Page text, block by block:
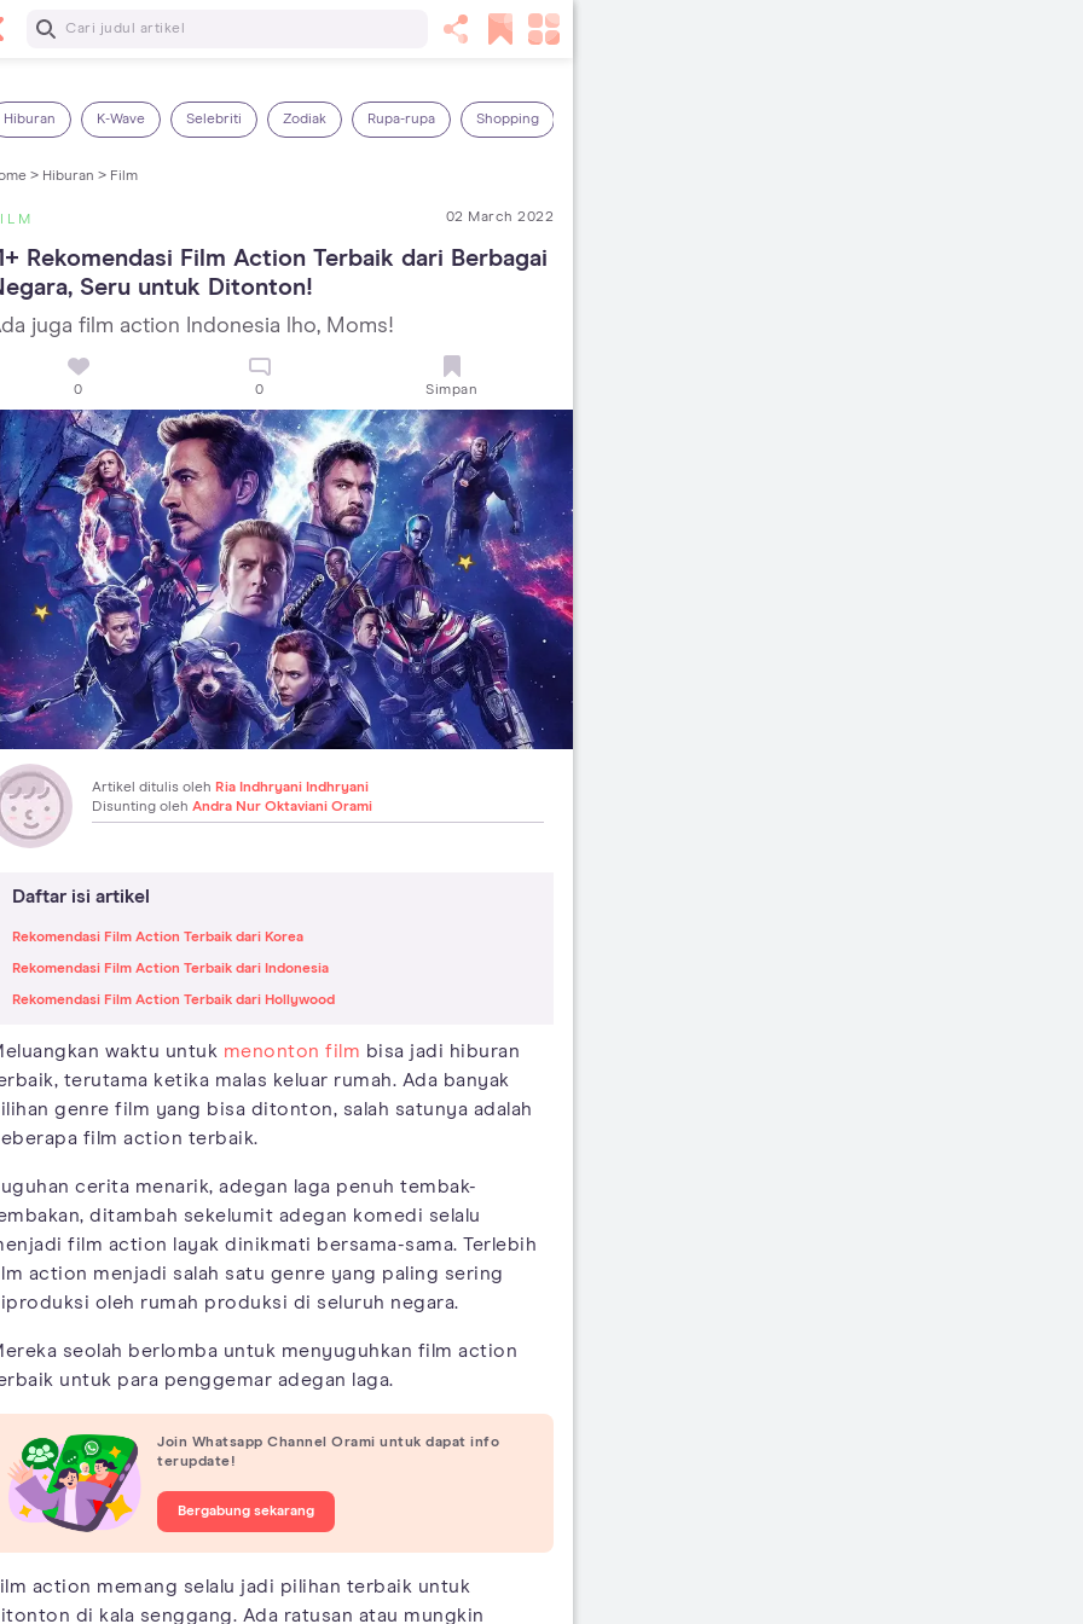
Baca Selanjutnya
Hiburan K-Wave Selebriti Zodiak Rupa-rupa Shopping
> Hiburan > Film
02 March 2022
Rekomendasi Film Action Terbaik dari Berbagai
Seru untuk Ditonton!
juga film action Indonesia lho, Moms!
0 0 Simpan
Artikel ditulis oleh Ria Indhryani Indhryani
Disunting oleh Andra Nur Oktaviani Orami
Daftar isi artikel
Rekomendasi Film Action Terbaik dari Korea
Rekomendasi Film Action Terbaik dari Indonesia
Rekomendasi Film Action Terbaik dari Hollywood
waktu untuk menonton film bisa jadi hiburan
terutama ketika malas keluar rumah. Ada banyak
genre film yang bisa ditonton, salah satunya adalah
film action terbaik.
cerita menarik, adegan laga penuh tembak-
ditambah sekelumit adegan komedi selalu
film action layak dinikmati bersama-sama. Terlebih
action menjadi salah satu genre yang paling sering
oleh rumah produksi di seluruh negara.
seolah berlomba untuk menyuguhkan film action
untuk para penggemar adegan laga.
Join Whatsapp Channel Orami untuk dapat info
terupdate!
Bergabung sekarang
action memang selalu jadi pilihan terbaik untuk
di kala senggang. Ada ratusan atau mungkin